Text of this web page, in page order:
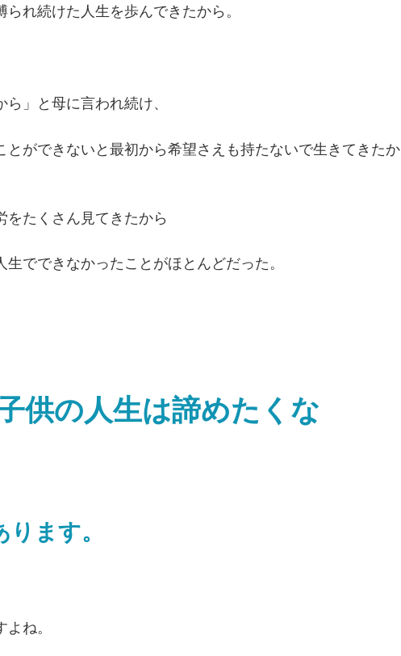
れ続けた人生を歩んできたから。
ら」と母に言われ続け、
とができないと最初から希望さえも持たないで生きてきたか
をたくさん見てきたから
でできなかったことがほとんどだった。
供の人生は諦めたくな
ます。
ね。